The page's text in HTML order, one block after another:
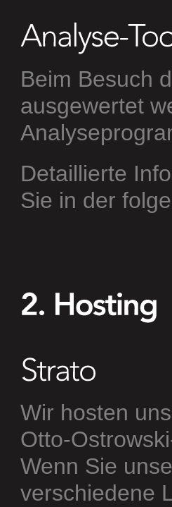
Beim Besuch
ausgewertet
Detaillierte
Sie in der
Wir hosten
Otto-
Wenn Sie
verschiedene